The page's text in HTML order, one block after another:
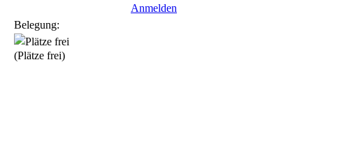
Anmelden
Belegung:
(Plätze frei)